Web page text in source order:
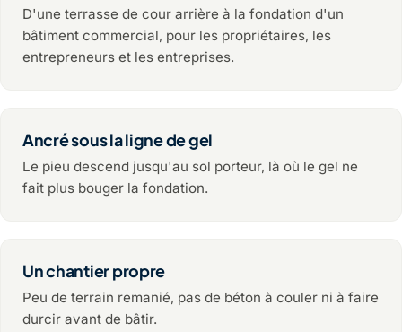
D'une terrasse de cour arrière à la fondation d'un
bâtiment commercial, pour les propriétaires, les
entrepreneurs et les entreprises.
Ancré sous la ligne de gel
Le pieu descend jusqu'au sol porteur, là où le gel ne
fait plus bouger la fondation.
Un chantier propre
Peu de terrain remanié, pas de béton à couler ni à faire
durcir avant de bâtir.